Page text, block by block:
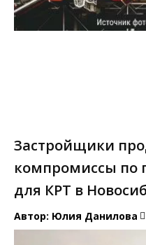
Застройщики
компромиссы по
для КРТ в
Автор: Юлия Данилова